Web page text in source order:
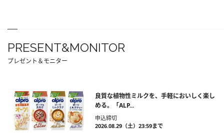
PRESENT&MONITOR
プレゼント＆モニター
良質な植物性ミルクを、手軽においしく楽し
める。「ALP...
申込締切
2026.08.29（土）23:59まで